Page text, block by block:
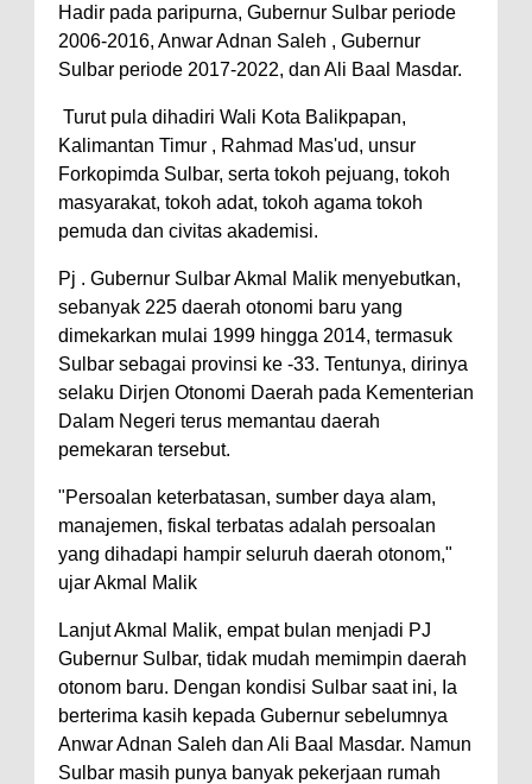
Hadir pada paripurna, Gubernur Sulbar periode
2006-2016, Anwar Adnan Saleh , Gubernur
Sulbar periode 2017-2022, dan Ali Baal Masdar.
Turut pula dihadiri Wali Kota Balikpapan,
Kalimantan Timur , Rahmad Mas'ud, unsur
Forkopimda Sulbar, serta tokoh pejuang, tokoh
masyarakat, tokoh adat, tokoh agama tokoh
pemuda dan civitas akademisi.
Pj . Gubernur Sulbar Akmal Malik menyebutkan,
sebanyak 225 daerah otonomi baru yang
dimekarkan mulai 1999 hingga 2014, termasuk
Sulbar sebagai provinsi ke -33. Tentunya, dirinya
selaku Dirjen Otonomi Daerah pada Kementerian
Dalam Negeri terus memantau daerah
pemekaran tersebut.
"Persoalan keterbatasan, sumber daya alam,
manajemen, fiskal terbatas adalah persoalan
yang dihadapi hampir seluruh daerah otonom,"
ujar Akmal Malik
Lanjut Akmal Malik, empat bulan menjadi PJ
Gubernur Sulbar, tidak mudah memimpin daerah
otonom baru. Dengan kondisi Sulbar saat ini, Ia
berterima kasih kepada Gubernur sebelumnya
Anwar Adnan Saleh dan Ali Baal Masdar. Namun
Sulbar masih punya banyak pekerjaan rumah